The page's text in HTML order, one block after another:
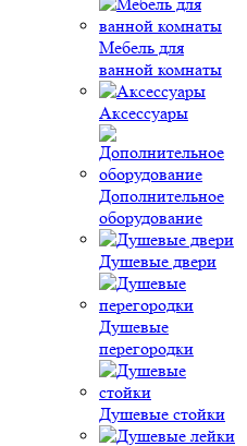
Мебель для
ванной комнаты
Аксессуары
Дополнительное
оборудование
Душевые двери
Душевые
перегородки
Душевые стойки